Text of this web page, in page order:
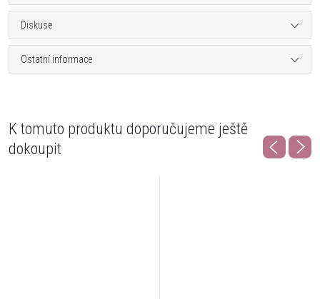
Diskuse
Ostatní informace
K tomuto produktu doporučujeme ještě
dokoupit